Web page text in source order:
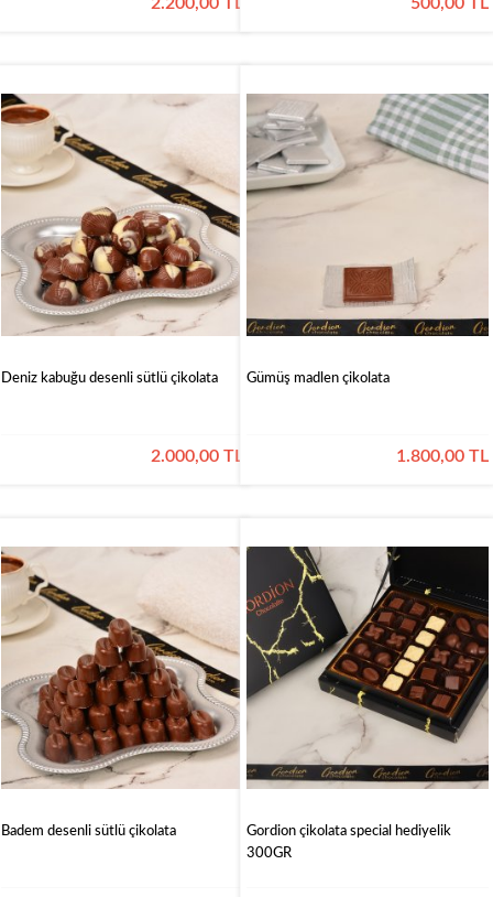
Deniz kabuğu desenli sütlü çikolata
2.000,00 TL
Gümüş madlen çikolata
1.800,00 TL
Badem desenli sütlü çikolata
Gordion çikolata special hediyelik
300GR